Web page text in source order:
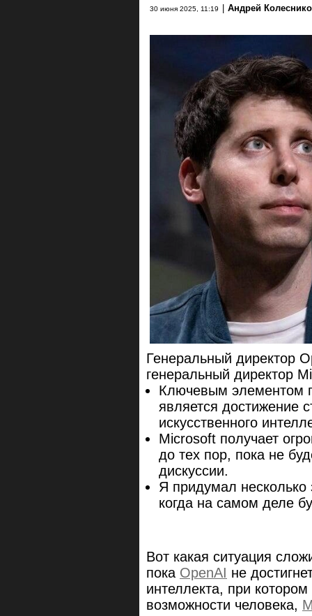
30 июня 2025, 11:19 | Андрей
Генеральный директор
генеральный директор
Ключевым элементом
является достижение
искусственного
Microsoft получает
до тех пор, пока не
дискуссии.
Я придумал несколько
когда на самом деле
Вот какая ситуация
пока OpenAI не
интеллекта, при
возможности человека,